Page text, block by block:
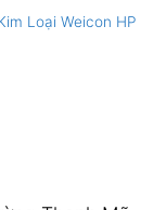
Loại Weicon HP